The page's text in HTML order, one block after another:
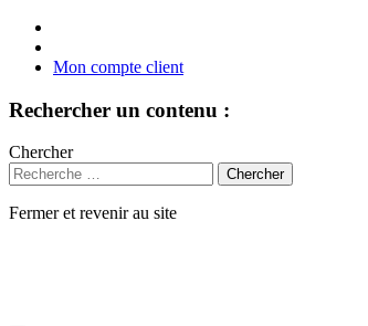
Mon compte client
Rechercher un contenu :
Chercher
Fermer et revenir au site